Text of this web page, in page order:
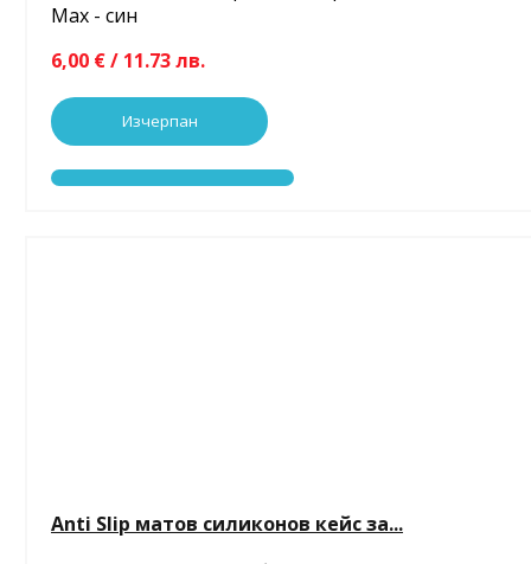
Max - син
6,00 € / 11.73 лв.
Изчерпан
Anti Slip матов силиконов кейс за...